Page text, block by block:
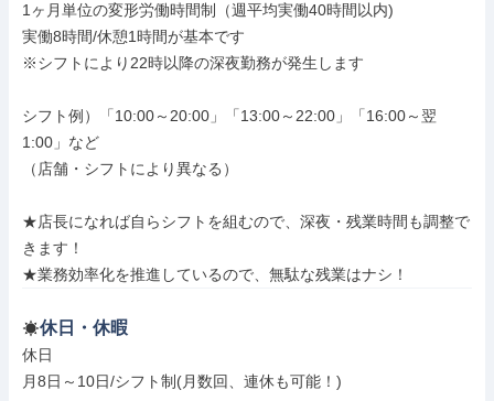
1ヶ月単位の変形労働時間制（週平均実働40時間以内)
実働8時間/休憩1時間が基本です
※シフトにより22時以降の深夜勤務が発生します
シフト例）「10:00～20:00」「13:00～22:00」「16:00～翌
1:00」など
（店舗・シフトにより異なる）
★店長になれば自らシフトを組むので、深夜・残業時間も調整で
きます！
★業務効率化を推進しているので、無駄な残業はナシ！
休日・休暇
休日
月8日～10日/シフト制(月数回、連休も可能！)